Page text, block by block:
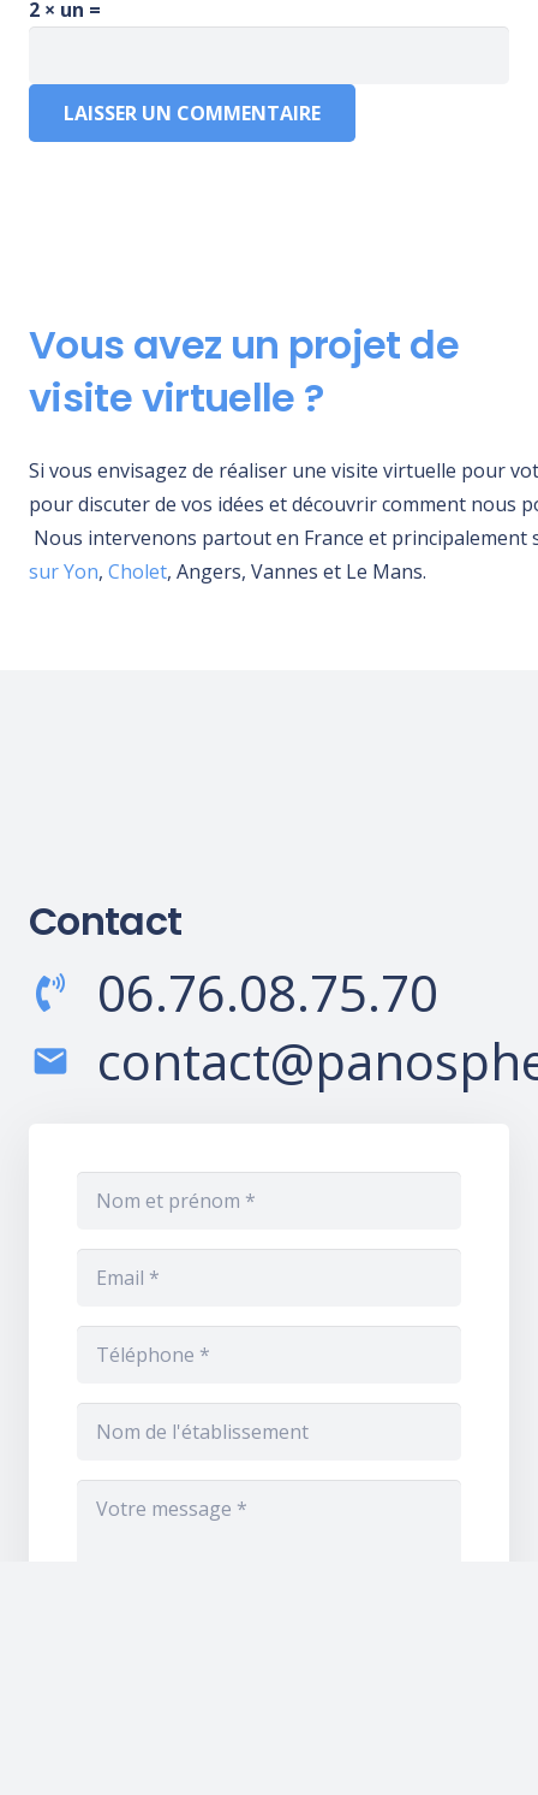
2 × un =
LAISSER UN COMMENTAIRE
Vous avez un projet de
visite virtuelle ?
Si vous envisagez de réaliser une visite virtuelle pour
pour discuter de vos idées et découvrir comment nous
Nous intervenons partout en France et principalement
sur Yon, Cholet, Angers, Vannes et Le Mans.
Contact
06.76.08.75.70
mail